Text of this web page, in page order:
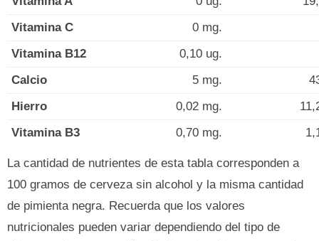
Vitamina C
0 mg.
Vitamina B12
0,10 ug.
Calcio
5 mg.
Hierro
0,02 mg.
Vitamina B3
0,70 mg.
La cantidad de nutrientes de esta tabla corresponden a
100 gramos de cerveza sin alcohol y la misma cantidad
de pimienta negra. Recuerda que los valores
nutricionales pueden variar dependiendo del tipo de